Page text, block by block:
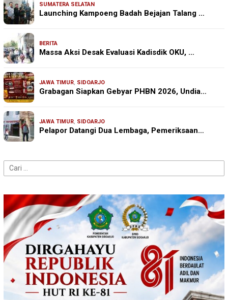
SUMATERA SELATAN
Launching Kampoeng Badah Bejajan Talang …
BERITA
Massa Aksi Desak Evaluasi Kadisdik OKU, …
JAWA TIMUR, SIDOARJO
Grabagan Siapkan Gebyar PHBN 2026, Undia…
JAWA TIMUR, SIDOARJO
Pelapor Datangi Dua Lembaga, Pemeriksaan…
Cari
untuk: